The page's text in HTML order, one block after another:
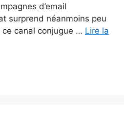
d’email
surprend néanmoins peu
canal conjugue … Lire la